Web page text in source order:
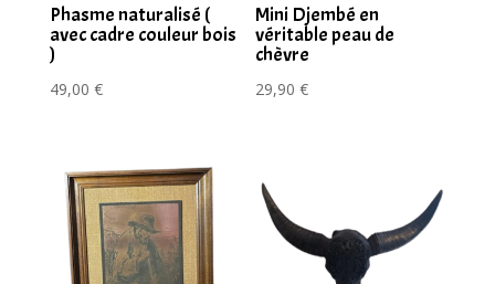
Phasme naturalisé (
avec cadre couleur bois
)
49,00 €
Mini Djembé en
véritable peau de
chèvre
29,90€